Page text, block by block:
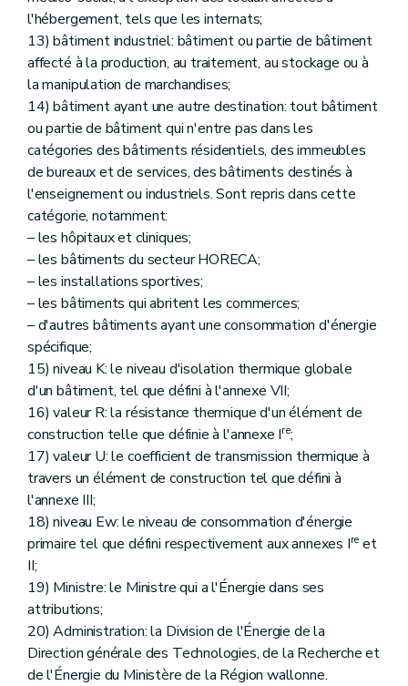
l'hébergement, tels que les internats;
13) bâtiment industriel: bâtiment ou partie de bâtiment
affecté à la production, au traitement, au stockage ou à
la manipulation de marchandises;
14) bâtiment ayant une autre destination: tout bâtiment
ou partie de bâtiment qui n'entre pas dans les
catégories des bâtiments résidentiels, des immeubles
de bureaux et de services, des bâtiments destinés à
l'enseignement ou industriels. Sont repris dans cette
catégorie, notamment:
– les hôpitaux et cliniques;
– les bâtiments du secteur HORECA;
– les installations sportives;
– les bâtiments qui abritent les commerces;
– d'autres bâtiments ayant une consommation d'énergie
spécifique;
15) niveau K: le niveau d'isolation thermique globale
d'un bâtiment, tel que défini à l'annexe VII;
16) valeur R: la résistance thermique d'un élément de
construction telle que définie à l'annexe Ire;
17) valeur U: le coefficient de transmission thermique à
travers un élément de construction tel que défini à
l'annexe III;
18) niveau Ew: le niveau de consommation d'énergie
primaire tel que défini respectivement aux annexes Ire et
II;
19) Ministre: le Ministre qui a l'Énergie dans ses
attributions;
20) Administration: la Division de l'Énergie de la
Direction générale des Technologies, de la Recherche et
de l'Énergie du Ministère de la Région wallonne.